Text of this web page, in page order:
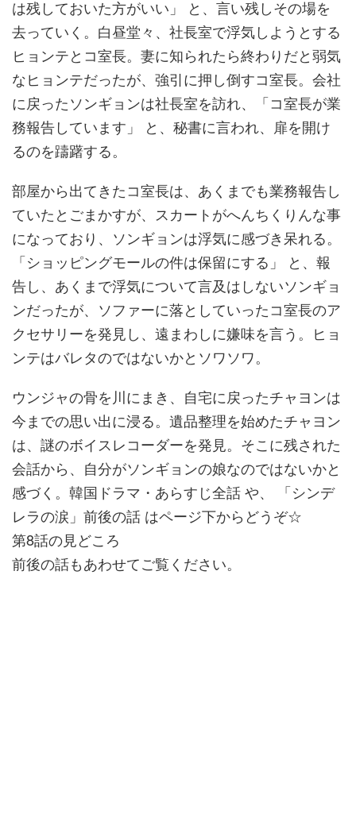
は残しておいた方がいい」 と、言い残しその場を
去っていく。白昼堂々、社長室で浮気しようとする
ヒョンテとコ室長。妻に知られたら終わりだと弱気
なヒョンテだったが、強引に押し倒すコ室長。会社
に戻ったソンギョンは社長室を訪れ、「コ室長が業
務報告しています」 と、秘書に言われ、扉を開け
るのを躊躇する。
部屋から出てきたコ室長は、あくまでも業務報告し
ていたとごまかすが、スカートがへんちくりんな事
になっており、ソンギョンは浮気に感づき呆れる。
「ショッピングモールの件は保留にする」 と、報
告し、あくまで浮気について言及はしないソンギョ
ンだったが、ソファーに落としていったコ室長のア
クセサリーを発見し、遠まわしに嫌味を言う。ヒョ
ンテはバレタのではないかとソワソワ。
ウンジャの骨を川にまき、自宅に戻ったチャヨンは
今までの思い出に浸る。遺品整理を始めたチャヨン
は、謎のボイスレコーダーを発見。そこに残された
会話から、自分がソンギョンの娘なのではないかと
感づく。韓国ドラマ・あらすじ全話 や、 「シンデ
レラの涙」前後の話 はページ下からどうぞ☆
第8話の見どころ
前後の話もあわせてご覧ください。